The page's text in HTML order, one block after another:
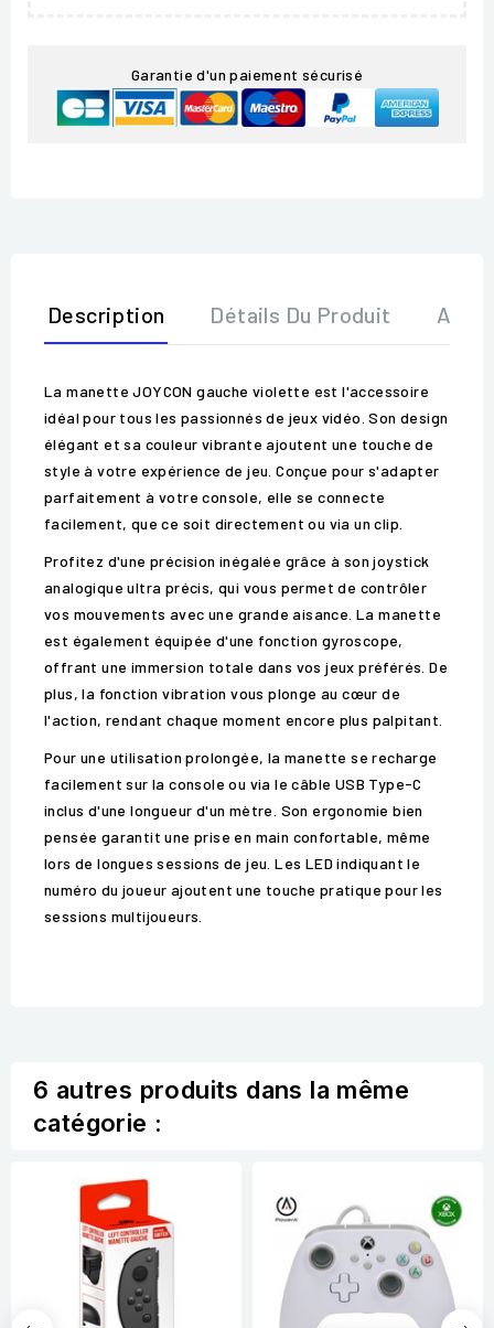
Garantie d'un paiement sécurisé
Description Détails Du Produit Avis
La manette JOYCON gauche violette est l'accessoire
idéal pour tous les passionnés de jeux vidéo. Son design
élégant et sa couleur vibrante ajoutent une touche de
style à votre expérience de jeu. Conçue pour s'adapter
parfaitement à votre console, elle se connecte
facilement, que ce soit directement ou via un clip.
Profitez d'une précision inégalée grâce à son joystick
analogique ultra précis, qui vous permet de contrôler
vos mouvements avec une grande aisance. La manette
est également équipée d'une fonction gyroscope,
offrant une immersion totale dans vos jeux préférés. De
plus, la fonction vibration vous plonge au cœur de
l'action, rendant chaque moment encore plus palpitant.
Pour une utilisation prolongée, la manette se recharge
facilement sur la console ou via le câble USB Type-C
inclus d'une longueur d'un mètre. Son ergonomie bien
pensée garantit une prise en main confortable, même
lors de longues sessions de jeu. Les LED indiquant le
numéro du joueur ajoutent une touche pratique pour les
sessions multijoueurs.
6 autres produits dans la même
catégorie :